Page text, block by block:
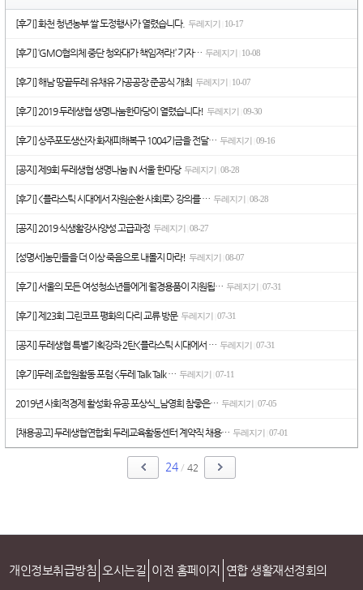
[후기] 화천 청년농부 쌀 도정행사가 열렸습니다. 두레지기 10-17
[후기] ‘GMO협의체 중단 청와대가 책임져라!’ 기자… 두레지기 10-08
[후기] 해남 땅끝두레 유채유 가공공장 준공식 개최 두레지기 10-07
[후기] 2019 두레생협 생명나눔한마당이 열렸습니다! 두레지기 09-30
[후기] 상주포도생산자 화재피해복구 1004기금을 전달… 두레지기 09-16
[공지] 제9회 두레생협 생명나눔 IN 서울 한마당 두레지기 08-28
[후기] <플라스틱 시대에서 자원순환 사회로> 강의를 … 두레지기 08-28
[공지] 2019 식생활강사양성 고급과정 두레지기 08-27
[성명서]농민들을 더 이상 죽음으로 내몰지 마라! 두레지기 08-07
[후기] 서울의 모든 여성청소년들에게 월경용품이 지원됩… 두레지기 07-31
[후기] 제23회 그린코프 평화의 다리 교류 방문 두레지기 07-31
[공지] 두레생협 특별기획강좌 2탄<플라스틱 시대에서 … 두레지기 07-31
[후기]두레 조합원활동 포럼 <두레 Talk Talk … 두레지기 07-11
2019년 사회적경제 활성화 유공 포상식_남영희 참좋은… 두레지기 07-05
[채용공고] 두레생협연합회 두레교육활동센터 계약직 채용… 두레지기 07-01
24 / 42
개인정보취급방침 오시는길 이전 홈페이지 연합 생활재선정회의